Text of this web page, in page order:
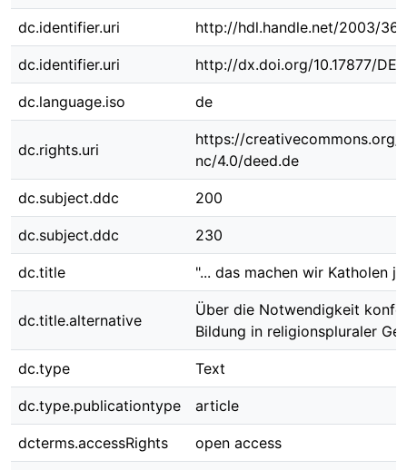
dc.identifier.uri http://hdl.handle.net/2003/
dc.identifier.uri http://dx.doi.org/10.17877/
dc.language.iso de
dc.rights.uri
https://creativecommons.org/
nc/4.0/deed.de
dc.subject.ddc 200
dc.subject.ddc 230
dc.title "... das machen wir Katholen
dc.title.alternative
Über die Notwendigkeit
Bildung in religionspluraler
dc.type Text
dc.type.publicationtype article
dcterms.accessRights open access